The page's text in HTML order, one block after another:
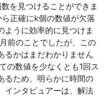
を見つけることができま
正確にk個の数値が欠落
ように効率的に見つけま
前のことでしたが、この
るかはまだわかりません
の数値を少なくとも1回ス
るため、明らかに時間の
インタビュアーは、解法